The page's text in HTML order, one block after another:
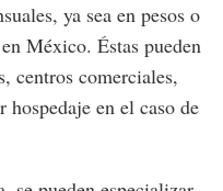
ya sea en pesos o
México. Éstas pueden
centros comerciales,
hospedaje en el caso de